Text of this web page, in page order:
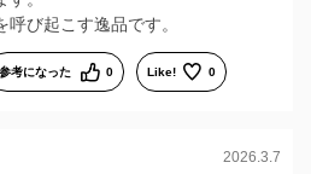
び起こす逸品です。
参考になった 0 Like! 0
2026.3.7